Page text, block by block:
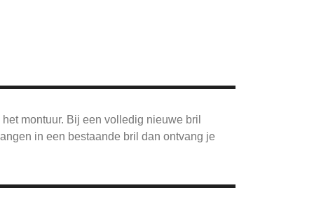
montuur. Bij een volledig nieuwe bril
in een bestaande bril dan ontvang je